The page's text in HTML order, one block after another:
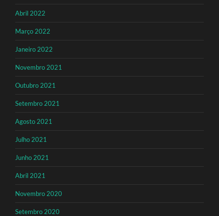
Abril 2022
Março 2022
Janeiro 2022
Novembro 2021
Outubro 2021
Setembro 2021
Agosto 2021
Julho 2021
Junho 2021
Abril 2021
Novembro 2020
Setembro 2020